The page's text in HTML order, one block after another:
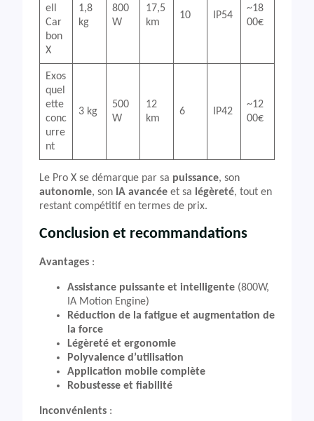
ell
Car
bon
X
1,8
kg
800
W
17,5
km
10 IP54
~18
00€
Exos
quel
ette
conc
urre
nt
3 kg
500
W
12
km
6 IP42
~12
00€
Le Pro X se démarque par sa puissance, son
autonomie, son IA avancée et sa légèreté, tout en
restant compétitif en termes de prix.
Conclusion et recommandations
Avantages :
Assistance puissante et intelligente (800W,
IA Motion Engine)
Réduction de la fatigue et augmentation de
la force
Légèreté et ergonomie
Polyvalence d’utilisation
Application mobile complète
Robustesse et fiabilité
Inconvénients :